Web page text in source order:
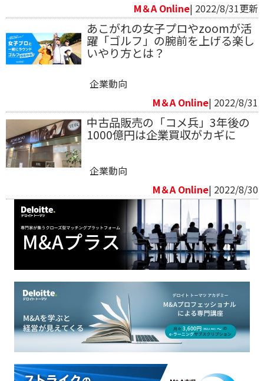
M＆A Online| 2022/8/31更新
あこがれの女子プロやzoomが活
躍「ゴルフ」の腕前を上げる楽し
いやり方とは？
企業動向
M＆A Online| 2022/8/31
中古品販売の「コメ兵」3年後の
1000億円は企業買収がカギに
企業動向
M＆A Online| 2022/8/30